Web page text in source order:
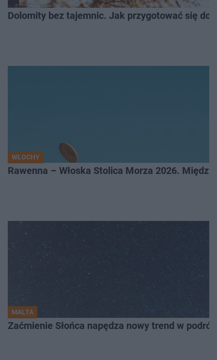
Dolomity bez tajemnic. Jak przygotować się do
WŁOCHY
Rawenna – Włoska Stolica Morza 2026.
MALTA
Zaćmienie Słońca napędza nowy trend w